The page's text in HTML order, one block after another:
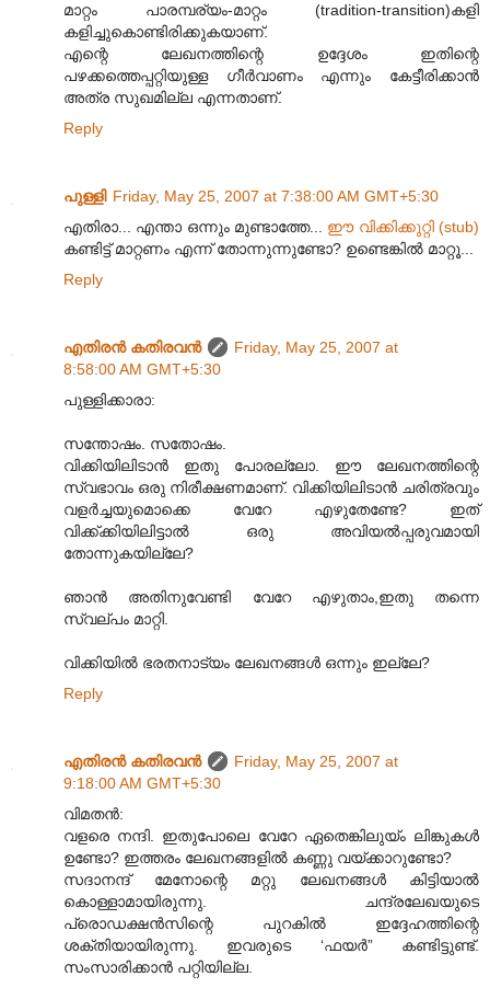
മാറ്റം പാരമ്പര്യം-മാറ്റം (tradition-transition)കളി
കളിച്ചുകൊണ്ടിരിക്കുകയാണ്.
എന്റെ ലേഖനത്തിന്റെ ഉദ്ദേശം ഇതിന്റെ
പഴക്കത്തെപ്പറ്റിയുള്ള ഗീര്‍വാണം എന്നും കേട്ടീരിക്കാന്‍
അത്ര സുഖമില്ല എന്നതാണ്.
Reply
പുള്ളി Friday, May 25, 2007 at 7:38:00 AM GMT+5:30
എതിരാ... എന്താ ഒന്നും മുണ്ടാത്തേ... ഈ വിക്കിക്കുറ്റി (stub)
കണ്ടിട്ട് മാറ്റണം എന്ന് തോന്നുന്നുണ്ടോ? ഉണ്ടെങ്കില്‍ മാറ്റൂ...
Reply
എതിരന്‍ കതിരവന്‍
Friday, May 25, 2007 at
8:58:00 AM GMT+5:30
പുള്ളിക്കാരാ:
സന്തോഷം. സതോഷം.
വിക്കിയിലിടാന്‍ ഇതു പോരല്ലോ. ഈ ലേഖനത്തിന്റെ
സ്വഭാവം ഒരു നിരീക്ഷണമാണ്. വിക്കിയിലിടാന്‍ ചരിത്രവും
വളര്‍ച്ചയുമൊക്കെ വേറേ എഴുതേണ്ടേ? ഇത്
വിക്ക്ക്കിയിലിട്ടാല്‍ ഒരു അവിയല്‍പ്പരുവമായി
തോന്നുകയില്ലേ?
ഞാന്‍ അതിനുവേണ്ടി വേറേ എഴുതാം,ഇതു തന്നെ
സ്വല്പം മാറ്റി.
വിക്കിയില്‍ ഭരതനാട്യം ലേഖനങ്ങള്‍ ഒന്നും ഇല്ലേ?
Reply
എതിരന്‍ കതിരവന്‍
Friday, May 25, 2007 at
9:18:00 AM GMT+5:30
വിമതന്‍:
വളരെ നന്ദി. ഇതുപോലെ വേറേ ഏതെങ്കിലുയ്ം ലിങ്കുകള്‍
ഉണ്ടോ? ഇത്തരം ലേഖനങ്ങളില്‍ കണ്ണു വയ്ക്കാറുണ്ടോ?
സദാനന്ദ് മേനോന്റെ മറ്റു ലേഖനങ്ങള്‍ കിട്ടിയാല്‍
കൊള്ളാമായിരുന്നു. ചന്ദ്രലേഖയുടെ
പ്രൊഡക്ഷന്‍സിന്റെ പുറകില്‍ ഇദ്ദേഹത്തിന്റെ
ശക്തിയായിരുന്നു. ഇവരുടെ ‘ഫയര്‍” കണ്ടിട്ടുണ്ട്.
സംസാരിക്കാന്‍ പറ്റിയില്ല.